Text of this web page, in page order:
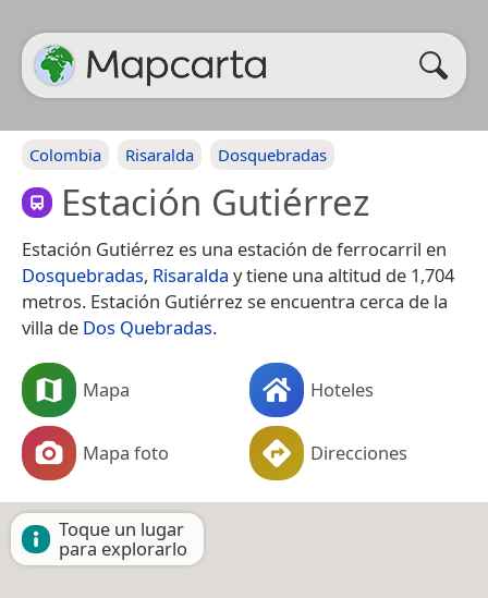
Colombia Risaralda Dosquebradas
Estación Gutiérrez
Estación Gutiérrez es una estación de ferrocarril en
Dosquebradas, Risaralda y tiene una altitud de 1,704
metros. Estación Gutiérrez se encuentra cerca de la
villa de Dos Quebradas.
Mapa Hoteles
Mapa foto Direcciones
Toque un lugar
para explorarlo